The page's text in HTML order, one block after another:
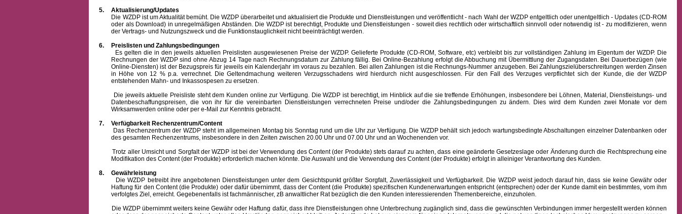
5.
Aktualisierung/Updates
Die WZDP ist um Aktualität bemüht. Die WZDP überarbeitet und aktualisiert die Produkte und Dienstleistungen und veröffentlicht - nach Wahl der WZDP entgeltlich oder unentgeltlich - Updates (CD-ROM
oder als Download) in unregelmäßigen Abständen. Die WZDP ist berechtigt, Produkte und Dienstleistungen - soweit dies rechtlich oder wirtschaftlich sinnvoll oder notwendig ist - zu modifizieren, wenn
der Vertrags- und Nutzungszweck und die Funktionstauglichkeit nicht beeinträchtigt werden.
6.
Preislisten und Zahlungsbedingungen
Es gelten die in den jeweils aktuellen Preislisten ausgewiesenen Preise der WZDP. Gelieferte Produkte (CD-ROM, Software, etc) verbleibt bis zur vollständigen Zahlung im Eigentum der WZDP. Die
Rechnungen der WZDP sind ohne Abzug 14 Tage nach Rechnungsdatum zur Zahlung fällig. Bei Online-Bezahlung erfolgt die Abbuchung mit Übermittlung der Zugangsdaten. Bei Dauerbezügen (wie
Online-Diensten) ist der Bezugspreis für jeweils ein Kalenderjahr im voraus zu bezahlen. Bei allen Zahlungen ist die Rechnungs-Nummer anzugeben. Bei Zahlungszielüberschreitungen werden Zinsen
in Höhe von 12 % p.a. verrechnet. Die Geltendmachung weiteren Verzugsschadens wird hierdurch nicht ausgeschlossen. Für den Fall des Verzuges verpflichtet sich der Kunde, die der WZDP
entstehenden Mahn- und Inkassospesen zu ersetzen.
Die jeweils aktuelle Preisliste steht dem Kunden online zur Verfügung. Die WZDP ist berechtigt, im Hinblick auf die sie treffende Erhöhungen, insbesondere bei Löhnen, Material, Dienstleistungs- und
Datenbeschaffungspreisen, die von ihr für die vereinbarten Dienstleistungen verrechneten Preise und/oder die Zahlungsbedingungen zu ändern. Dies wird dem Kunden zwei Monate vor dem
Wirksamwerden online oder per e-Mail zur Kenntnis gebracht.
7.
Verfügbarkeit Rechenzentrum/Content
Das Rechenzentrum der WZDP steht im allgemeinen Montag bis Sonntag rund um die Uhr zur Verfügung. Die WZDP behält sich jedoch wartungsbedingte Abschaltungen einzelner Datenbanken oder
des gesamten Rechenzentrums, insbesondere in den Zeiten zwischen 20.00 Uhr und 07.00 Uhr und an Wochenenden vor.
Trotz aller Umsicht und Sorgfalt der WZDP ist bei der Verwendung des Content (der Produkte) stets darauf zu achten, dass eine geänderte Gesetzeslage oder Änderung durch die Rechtsprechung eine
Modifikation des Content (der Produkte) erforderlich machen könnte. Die Auswahl und die Verwendung des Content (der Produkte) erfolgt in alleiniger Verantwortung des Kunden.
8.
Gewährleistung
Die WZDP betreibt ihre angebotenen Dienstleistungen unter dem Gesichtspunkt größter Sorgfalt, Zuverlässigkeit und Verfügbarkeit. Die WZDP weist jedoch darauf hin, dass sie keine Gewähr oder
Haftung für den Content (die Produkte) oder dafür übernimmt, dass der Content (die Produkte) spezifischen Kundenerwartungen entspricht (entsprechen) oder der Kunde damit ein bestimmtes, vom ihm
verfolgtes Ziel, erreicht. Gegebenenfalls ist fachmännischer, zB anwaltlicher Rat bezüglich die den Kunden interessierenden Themenbereiche, einzuholen.
Die WZDP übernimmt weiters keine Gewähr oder Haftung dafür, dass ihre Dienstleistungen ohne Unterbrechung zugänglich sind, dass die gewünschten Verbindungen immer hergestellt werden können